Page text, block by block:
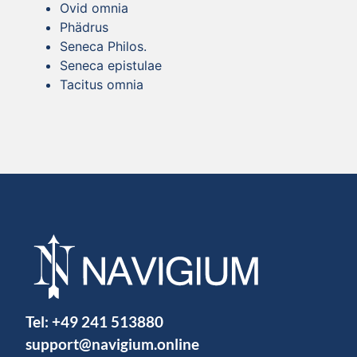
Ovid omnia
Phädrus
Seneca Philos.
Seneca epistulae
Tacitus omnia
Tel: +49 241 513880
support@navigium.online